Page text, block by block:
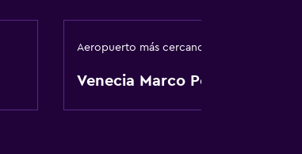
Aeropuerto más cercano
Venecia Marco Polo